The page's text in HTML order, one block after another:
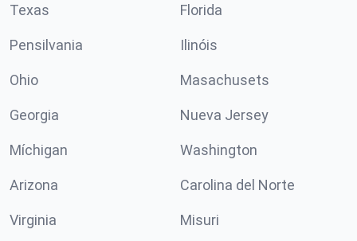
Texas Florida
Pensilvania Ilinóis
Ohio Masachusets
Georgia Nueva Jersey
Míchigan Washington
Arizona Carolina del Norte
Virginia Misuri